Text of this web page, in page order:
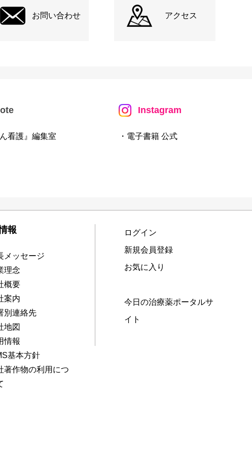
お問い合わせ アクセス
ん看護』編集室
Instagram
・電子書籍 公式
報
メッセージ
理念
概要
案内
別連絡先
地図
情報
基本方針
著作物の利用につ
ログイン
新規会員登録
お気に入り
今日の治療薬ポータルサ
イト